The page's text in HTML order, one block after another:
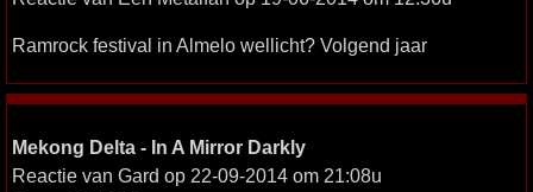
Ramrock festival in Almelo wellicht? Volgend jaar
Mekong Delta - In A Mirror Darkly
Reactie van Gard op 22-09-2014 om 21:08u